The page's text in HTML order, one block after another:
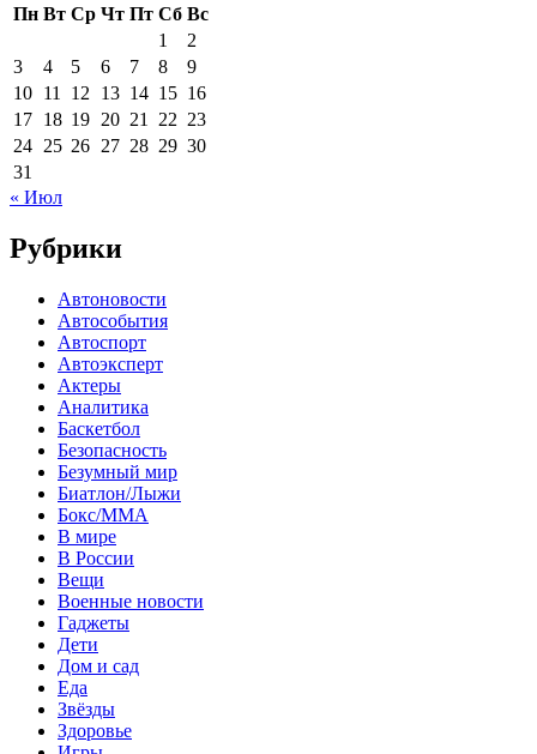
Пн Вт Ср Чт Пт Сб Вс
1
2
3
4 5 6 7 8
9
10 11 12 13 14 15 16
17 18 19 20 21 22 23
24 25 26 27 28 29 30
31
« Июл
Рубрики
Автоновости
Автособытия
Автоспорт
Автоэксперт
Актеры
Аналитика
Баскетбол
Безопасность
Безумный мир
Биатлон/Лыжи
Бокс/MMA
В мире
В России
Вещи
Военные новости
Гаджеты
Дети
Дом и сад
Еда
Звёзды
Здоровье